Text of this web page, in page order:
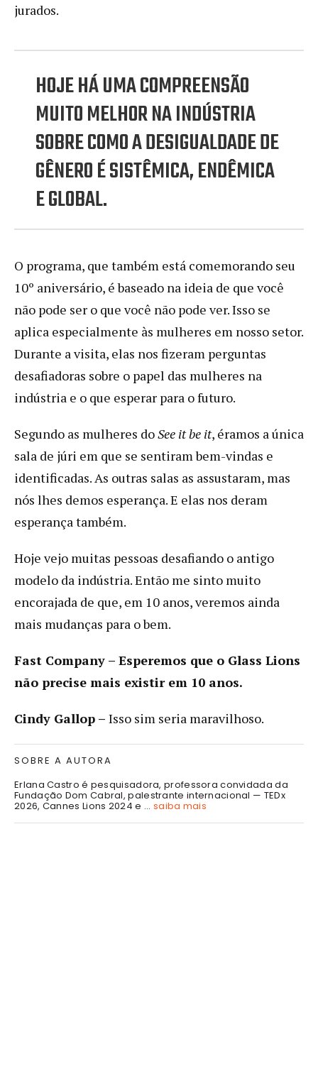
jurados.
HOJE HÁ UMA COMPREENSÃO
MUITO MELHOR NA INDÚSTRIA
SOBRE COMO A DESIGUALDADE DE
GÊNERO É SISTÊMICA, ENDÊMICA
E GLOBAL.
O programa, que também está comemorando seu
10º aniversário, é baseado na ideia de que você
não pode ser o que você não pode ver. Isso se
aplica especialmente às mulheres em nosso setor.
Durante a visita, elas nos fizeram perguntas
desafiadoras sobre o papel das mulheres na
indústria e o que esperar para o futuro.
Segundo as mulheres doSee it be it, éramos a única
sala de júri em que se sentiram bem-vindas e
identificadas. As outras salas as assustaram, mas
nós lhes demos esperança. E elas nos deram
esperança também.
Hoje vejo muitas pessoas desafiando o antigo
modelo da indústria. Então me sinto muito
encorajada de que, em 10 anos, veremos ainda
mais mudanças para o bem.
Fast Company – Esperemos que o Glass Lions
não precise mais existir em 10 anos.
Cindy Gallop – Isso sim seria maravilhoso.
SOBRE A AUTORA
Erlana Castro é pesquisadora, professora convidada da
Fundação Dom Cabral, palestrante internacional — TEDx
2026, Cannes Lions 2024 e ...saiba mais